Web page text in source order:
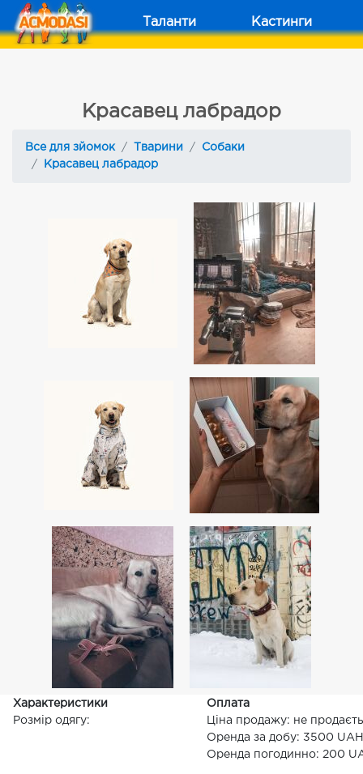
Таланти Кастинги
Красавец лабрадор
Все для зйомок Тварини
Собаки
Красавец лабрадор
Характеристики
Розмір одягу:
Оплата
Ціна продажу: не
Оренда за добу: 3500 UAH
Оренда погодинно: 200